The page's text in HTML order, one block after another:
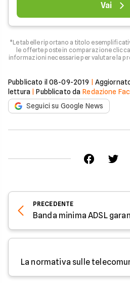
Vai
*Le tabelle riportano a titolo
le offerte poste in comparazione
informazioni necessarie per valutare la
Pubblicato il 08-09-2019
lettura |Pubblicato da Redazione
Seguici su Google News
PRECEDENTE
Banda minima ADSL